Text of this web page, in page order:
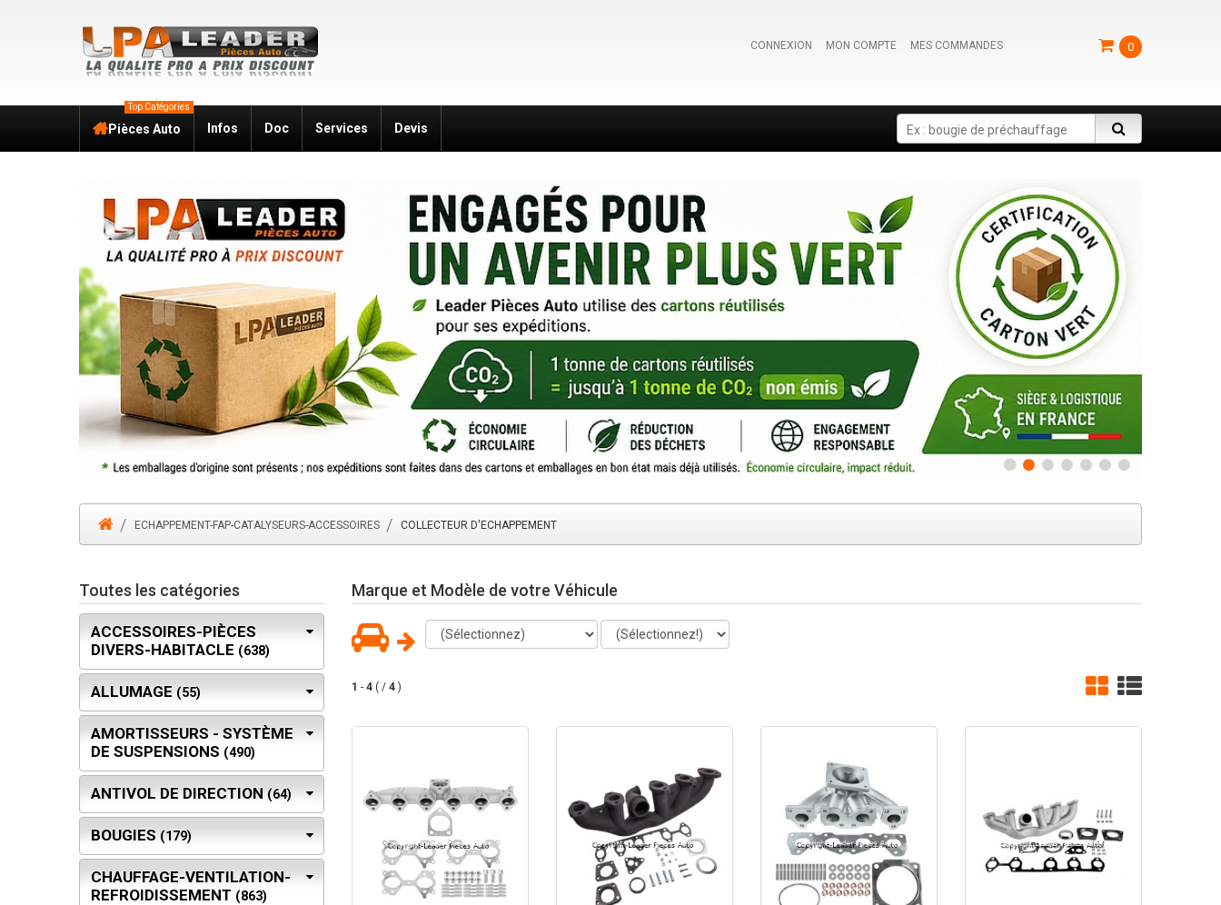
CONNEXION MON COMPTE MES COMMANDES 0
Search
Pièces Auto
Top Catégories
Infos Doc Services Devis
ECHAPPEMENT-FAP-CATALYSEURS-ACCESSOIRES COLLECTEUR D'ECHAPPEMENT
Marque et Modèle de votre Véhicule
1 - 4 ( / 4 )
Toutes les catégories
ACCESSOIRES-PIÈCES
DIVERS-HABITACLE (638)
ALLUMAGE (55)
AMORTISSEURS - SYSTÈME
DE SUSPENSIONS (490)
ANTIVOL DE DIRECTION (64)
BOUGIES (179)
CHAUFFAGE-VENTILATION-
REFROIDISSEMENT (863)